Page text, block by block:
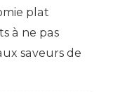
plat
à ne pas
saveurs de